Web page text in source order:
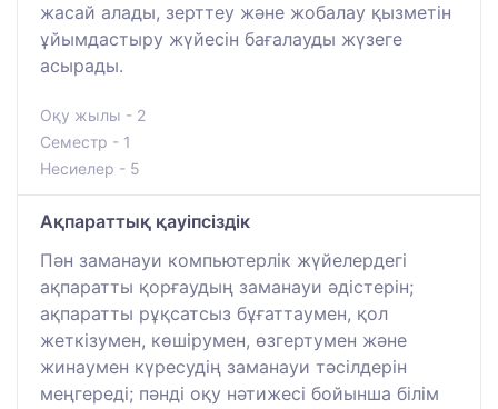
жасай алады, зерттеу және жобалау қызметін
ұйымдастыру жүйесін бағалауды жүзеге
асырады.
Оқу жылы - 2
Семестр - 1
Несиелер - 5
Ақпараттық қауіпсіздік
Пән заманауи компьютерлік жүйелердегі
ақпаратты қорғаудың заманауи әдістерін;
ақпаратты рұқсатсыз бұғаттаумен, қол
жеткізумен, көшірумен, өзгертумен және
жинаумен күресудің заманауи тәсілдерін
меңгереді; пәнді оқу нәтижесі бойынша білім